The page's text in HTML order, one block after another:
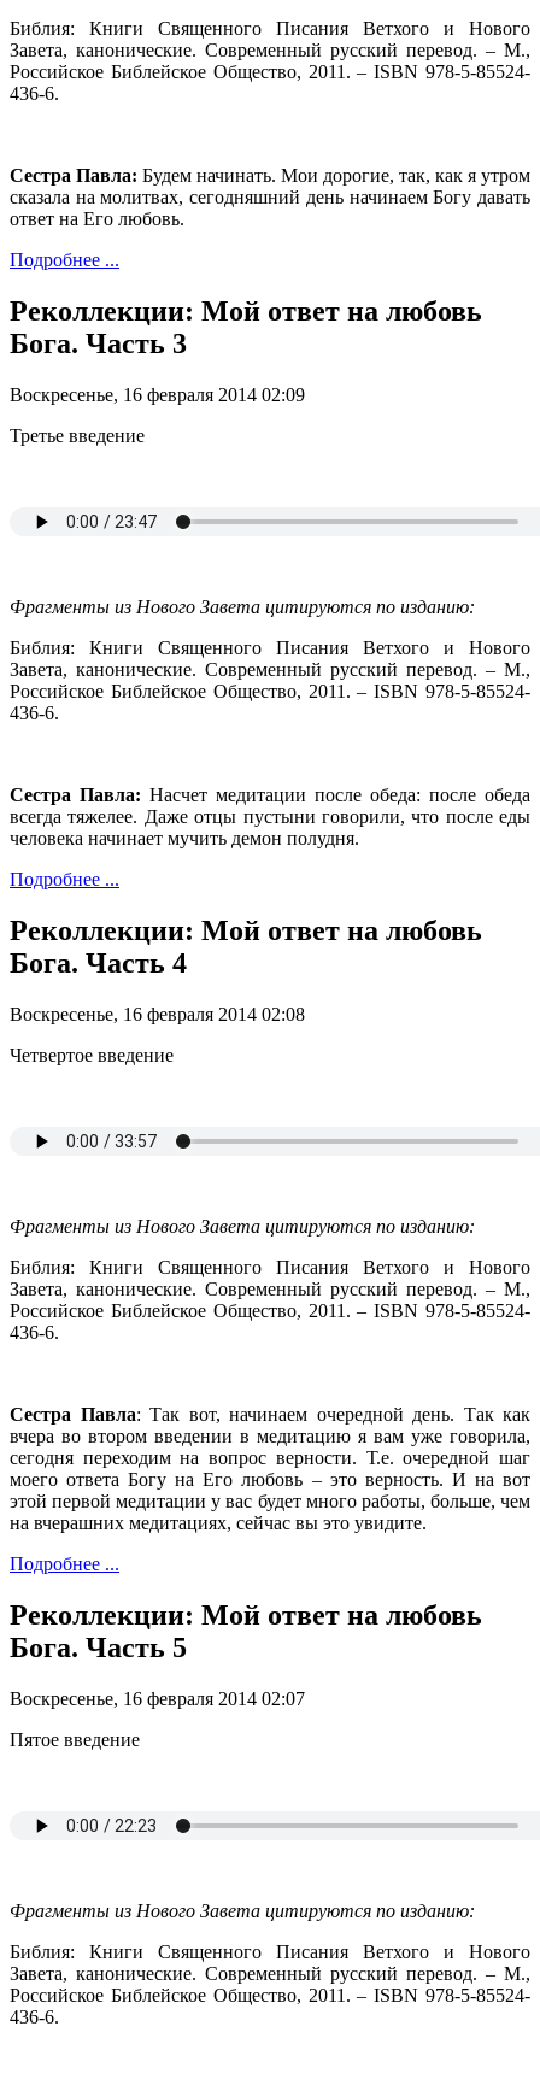
Библия: Книги Священного Писания Ветхого и Нового
Завета, канонические. Современный русский перевод. – М.,
Российское Библейское Общество, 2011. – ISBN 978-5-85524-
436-6.
Сестра Павла: Будем начинать. Мои дорогие, так, как я утром
сказала на молитвах, сегодняшний день начинаем Богу давать
ответ на Его любовь.
Подробнее ...
Реколлекции: Мой ответ на любовь
Бога. Часть 3
Воскресенье, 16 февраля 2014 02:09
Третье введение
Фрагменты из Нового Завета цитируются по изданию:
Библия: Книги Священного Писания Ветхого и Нового
Завета, канонические. Современный русский перевод. – М.,
Российское Библейское Общество, 2011. – ISBN 978-5-85524-
436-6.
Сестра Павла: Насчет медитации после обеда: после обеда
всегда тяжелее. Даже отцы пустыни говорили, что после еды
человека начинает мучить демон полудня.
Подробнее ...
Реколлекции: Мой ответ на любовь
Бога. Часть 4
Воскресенье, 16 февраля 2014 02:08
Четвертое введение
Фрагменты из Нового Завета цитируются по изданию:
Библия: Книги Священного Писания Ветхого и Нового
Завета, канонические. Современный русский перевод. – М.,
Российское Библейское Общество, 2011. – ISBN 978-5-85524-
436-6.
Сестра Павла: Так вот, начинаем очередной день. Так как
вчера во втором введении в медитацию я вам уже говорила,
сегодня переходим на вопрос верности. Т.е. очередной шаг
моего ответа Богу на Его любовь – это верность. И на вот
этой первой медитации у вас будет много работы, больше, чем
на вчерашних медитациях, сейчас вы это увидите.
Подробнее ...
Реколлекции: Мой ответ на любовь
Бога. Часть 5
Воскресенье, 16 февраля 2014 02:07
Пятое введение
Фрагменты из Нового Завета цитируются по изданию:
Библия: Книги Священного Писания Ветхого и Нового
Завета, канонические. Современный русский перевод. – М.,
Российское Библейское Общество, 2011. – ISBN 978-5-85524-
436-6.